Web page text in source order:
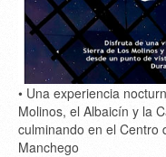
• Una experiencia
Molinos, el Albaicín y la
culminando en el Centro
Manchego